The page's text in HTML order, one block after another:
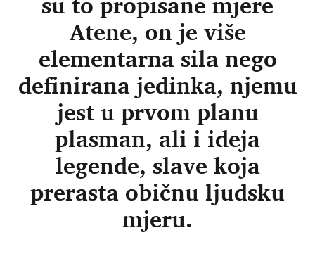
Atene, on je više
elementarna sila nego
definirana jedinka, njemu
jest u prvom planu
plasman, ali i ideja
legende, slave koja
prerasta običnu ljudsku
mjeru.